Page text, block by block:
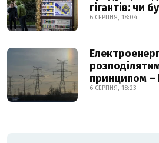
гігантів: чи
6 СЕРПНЯ, 18:04
принципом –
6 СЕРПНЯ, 18:23